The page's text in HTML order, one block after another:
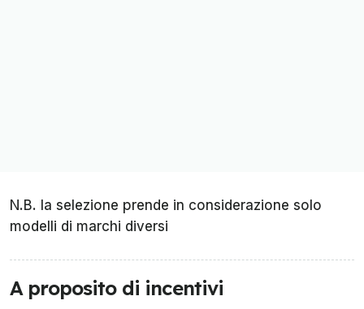
N.B. la selezione prende in considerazione solo
modelli di marchi diversi
A proposito di incentivi